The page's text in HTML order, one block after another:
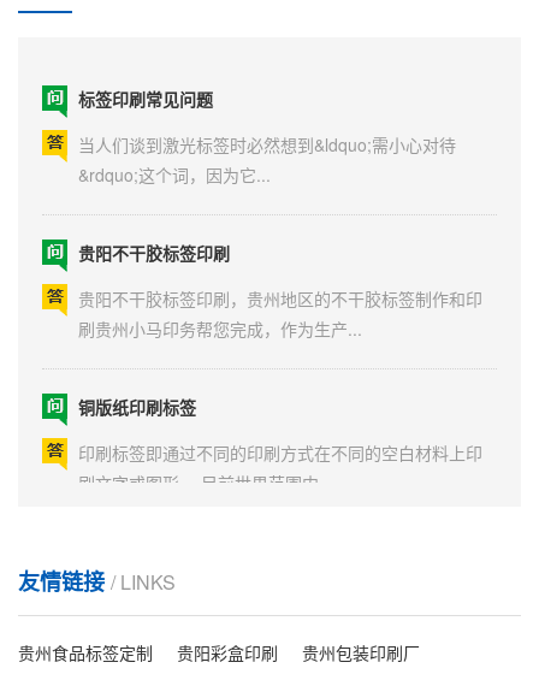
标签印刷常见问题
当人们谈到激光标签时必然想到&ldquo;需小心对待
&rdquo;这个词，因为它...
贵阳不干胶标签印刷
贵阳不干胶标签印刷，贵州地区的不干胶标签制作和印
刷贵州小马印务帮您完成，作为生产...
铜版纸印刷标签
印刷标签即通过不同的印刷方式在不同的空白材料上印
刷文字或图形。 目前世界范围内...
友情链接 / LINKS
贵州食品标签定制 贵阳彩盒印刷
贵州包装印刷厂